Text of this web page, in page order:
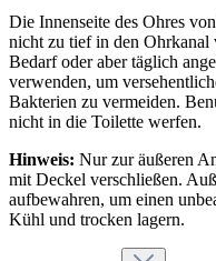
Die Innenseite des Ohres
nicht zu tief in den
Bedarf oder aber täglich
verwenden, um
Bakterien zu vermeiden.
nicht in die Toilette werfen.
Hinweis: Nur zur äußeren
mit Deckel verschließen.
aufbewahren, um einen
Kühl und trocken lagern.